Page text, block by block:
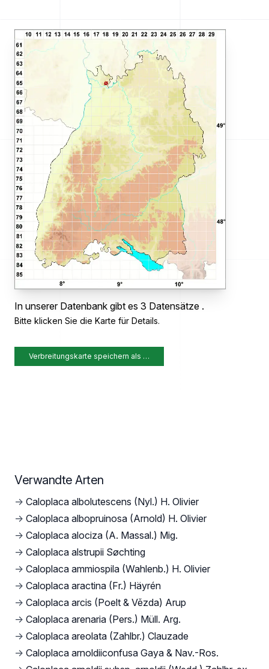
In unserer Datenbank gibt es 3 Datensätze .
Bitte klicken Sie die Karte für Details.
Verbreitungskarte speichern als …
Verwandte Arten
→ Caloplaca albolutescens (Nyl.) H. Olivier
→ Caloplaca albopruinosa (Arnold) H. Olivier
→ Caloplaca alociza (A. Massal.) Mig.
→ Caloplaca alstrupii Søchting
→ Caloplaca ammiospila (Wahlenb.) H. Olivier
→ Caloplaca aractina (Fr.) Häyrén
→ Caloplaca arcis (Poelt & Vězda) Arup
→ Caloplaca arenaria (Pers.) Müll. Arg.
→ Caloplaca areolata (Zahlbr.) Clauzade
→ Caloplaca arnoldiiconfusa Gaya & Nav.-Ros.